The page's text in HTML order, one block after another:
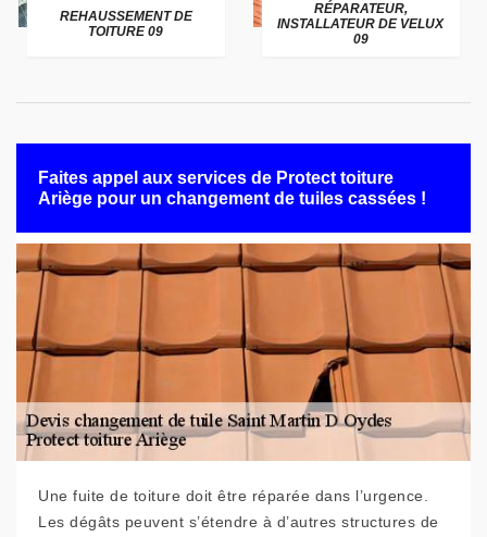
REHAUSSEMENT DE
TOITURE 09
RÉPARATEUR,
INSTALLATEUR DE VELUX
09
Faites appel aux services de Protect toiture
Ariège pour un changement de tuiles cassées !
Une fuite de toiture doit être réparée dans l’urgence.
Les dégâts peuvent s’étendre à d’autres structures de